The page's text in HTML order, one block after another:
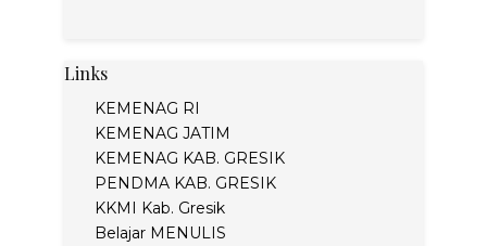
Links
KEMENAG RI
KEMENAG JATIM
KEMENAG KAB. GRESIK
PENDMA KAB. GRESIK
KKMI Kab. Gresik
Belajar MENULIS